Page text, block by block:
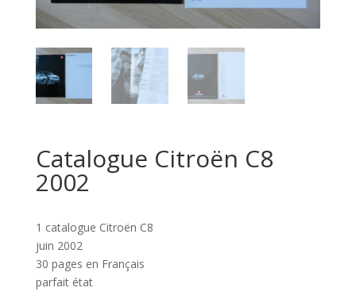
Catalogue Citroën C8
2002
1 catalogue Citroën C8
juin 2002
30 pages en Français
parfait état